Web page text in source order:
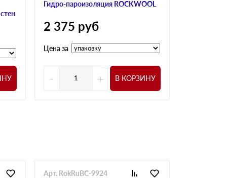
Гидро-пароизоляция ROCKWOOL
2 375 руб
Цена за
- + В КОРЗИНУ
Арт. RokRuBC-9924